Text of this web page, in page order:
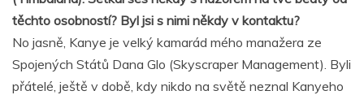
těchto osobností? Byl jsi s nimi někdy v kontaktu?
No jasně, Kanye je velký kamarád mého manažera ze
Spojených Států Dana Glo (Skyscraper Management). Byli
přátelé, ještě v době, kdy nikdo na světě neznal Kanyeho